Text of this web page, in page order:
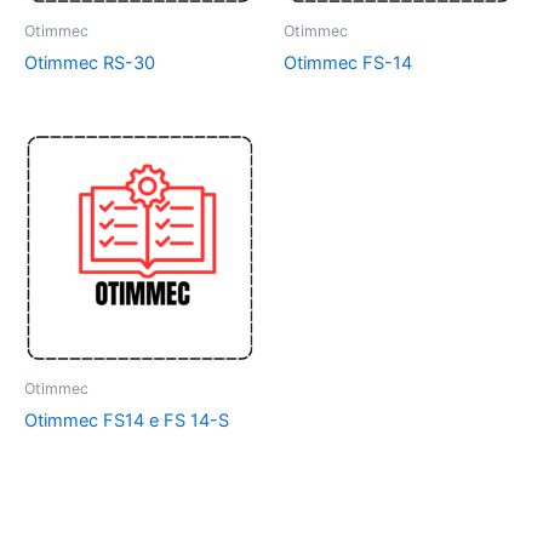
Otimmec
Otimmec RS-30
Otimmec
Otimmec FS-14
Otimmec
Otimmec FS14 e FS 14-S